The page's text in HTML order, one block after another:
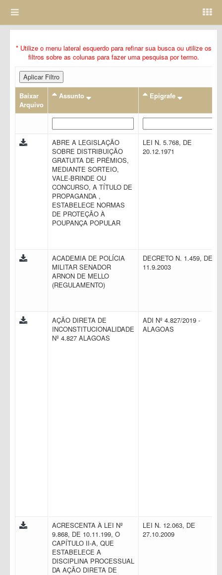
* Utilize o menu lateral esquerdo para refinar sua busca ou utilize os
filtros sobre as colunas para fazer uma pesquisa por termo.
Aplicar Filtro
Baixar
Arquivo
Assunto Epigrafe
ABRE A LEGISLAÇÃO
SOBRE DISTRIBUIÇÃO
GRATUITA DE PRÊMIOS,
MEDIANTE SORTEIO,
VALE-BRINDE OU
CONCURSO, A TÍTULO DE
PROPAGANDA ,
ESTABELECE NORMAS
DE PROTEÇÃO À
POUPANÇA POPULAR
LEI N. 5.768, DE
20.12.1971
ACADEMIA DE POLÍCIA
MILITAR SENADOR
ARNON DE MELLO
(REGULAMENTO)
DECRETO N. 1.459, DE
11.9.2003
AÇÃO DIRETA DE
INCONSTITUCIONALIDADE
Nº 4.827 ALAGOAS
ADI Nº 4.827/2019 -
ALAGOAS
ACRESCENTA À LEI Nº
9.868, DE 10.11.199, O
CAPÍTULO II-A, QUE
ESTABELECE A
DISCIPLINA PROCESSUAL
DA AÇÃO DIRETA DE
LEI N. 12.063, DE
27.10.2009